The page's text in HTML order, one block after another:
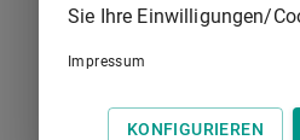
Sie Ihre Einwilligungen/
Impressum
KONFIGURIEREN